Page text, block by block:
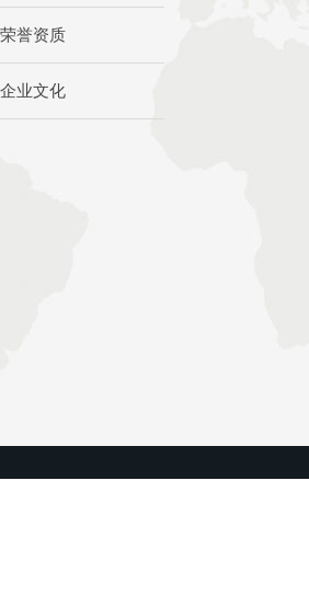
荣誉资质
企业文化